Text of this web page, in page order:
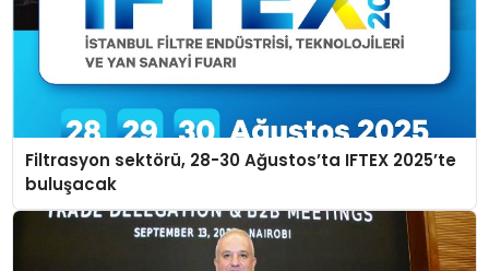
Filtrasyon sektörü, 28-30 Ağustos’ta IFTEX 2025’te
buluşacak